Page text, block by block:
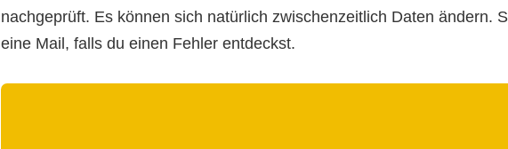
nachgeprüft. Es können sich natürlich zwischenzeitlich Daten ändern.
eine Mail, falls du einen Fehler entdeckst.